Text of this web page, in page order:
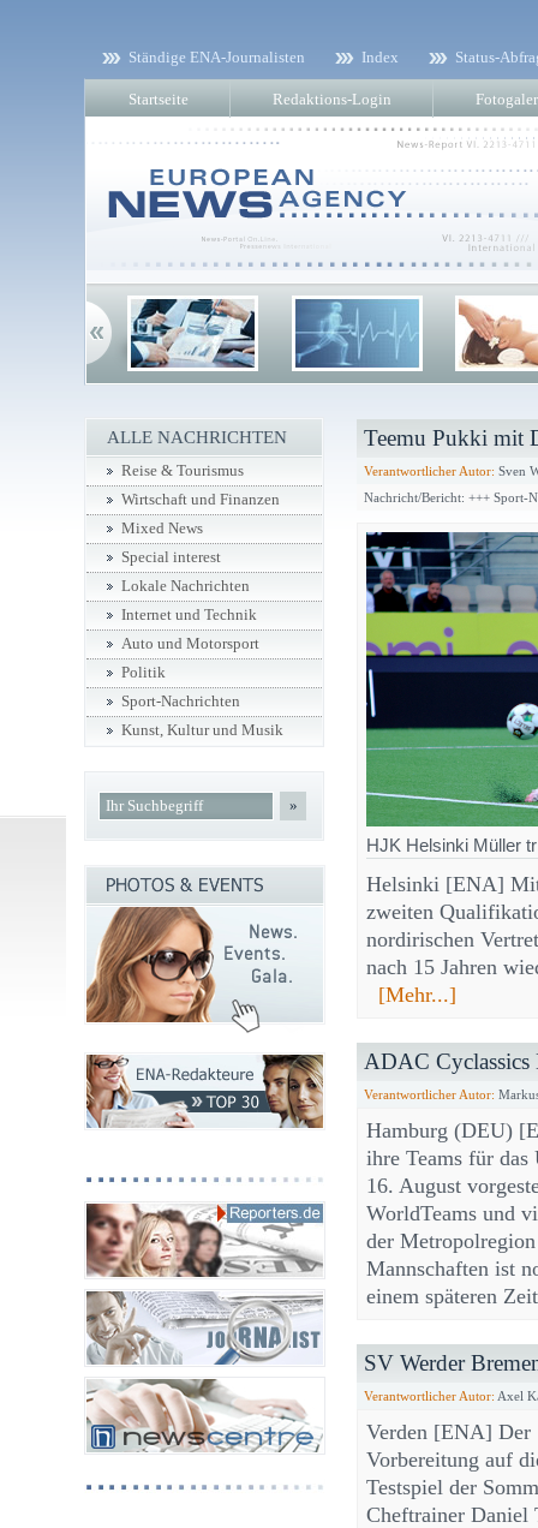
Ständige ENA-Journalisten Index Status-
Startseite Redaktions-Login
Teemu Pukki mit
Verantwortlicher Autor: Sven
Nachricht/Bericht: +++ Sport-
HJK Helsinki Müller
Helsinki [ENA] Mit
zweiten
nordirischen
nach 15 Jahren
[Mehr...]
ADAC Cyclassics
Verantwortlicher Autor:
Hamburg (DEU)
ihre Teams für
16. August
WorldTeams und
der
Mannschaften ist
einem späteren
SV Werder
Verantwortlicher Autor: Axel
Verden [ENA] Der
Vorbereitung auf
Testspiel der
Cheftrainer Daniel
ALLE NACHRICHTEN
Reise & Tourismus
Wirtschaft und Finanzen
Mixed News
Special interest
Lokale Nachrichten
Internet und Technik
Auto und Motorsport
Politik
Sport-Nachrichten
Kunst, Kultur und Musik
»